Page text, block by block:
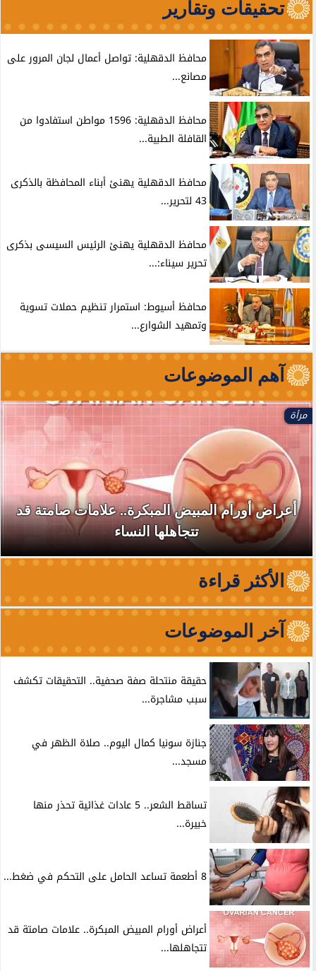
تحقيقات وتقارير
محافظ الدقهلية: تواصل أعمال لجان المرور على
مصانع...
محافظ الدقهلية: 1596 مواطن استفادوا من
القافلة الطبية...
محافظ الدقهلية يهنئ أبناء المحافظة بالذكرى
43 لتحرير...
محافظ الدقهلية يهنئ الرئيس السيسى بذكرى
تحرير سيناء:...
محافظ أسيوط: استمرار تنظيم حملات تسوية
وتمهيد الشوارع...
آهم الموضوعات
مرأة
أعراض أورام المبيض المبكرة.. علامات صامتة قد
تتجاهلها النساء
الأكثر قراءة
آخر الموضوعات
حقيقة منتحلة صفة صحفية.. التحقيقات تكشف
سبب مشاجرة...
جنازة سونيا كمال اليوم.. صلاة الظهر في
مسجد...
تساقط الشعر.. 5 عادات غذائية تحذر منها
خبيرة...
8 أطعمة تساعد الحامل على التحكم في ضغط...
أعراض أورام المبيض المبكرة.. علامات صامتة قد
تتجاهلها...